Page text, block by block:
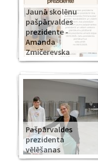
Jaunā skolēnu
pašpārvaldes
prezidente -
Amanda
Zmičerevska
Pašpārvaldes
prezidenta
vēlēšanas